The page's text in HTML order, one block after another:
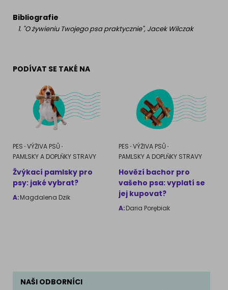
Bibliografie
"O żywieniu Twojego psa praktycznie", Jacek Wilczak
PODÍVAT SE TAKÉ NA
PES VÝŽIVA PSŮ
PAMLSKY A DOPLŇKY STRAVY
Žvýkací pamlsky pro
psy: jaké vybrat?
A:Magdalena Dzik
PES VÝŽIVA PSŮ
PAMLSKY A DOPLŇKY STRAVY
Hovězí bachor pro
vašeho psa: vyplatí se
jej kupovat?
A:Daria Porębiak
NAŠI ODBORNÍCI